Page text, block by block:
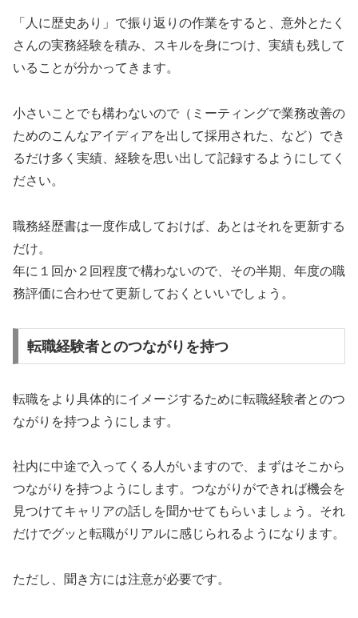
「人に歴史あり」で振り返りの作業をすると、意外とたく
さんの実務経験を積み、スキルを身につけ、実績も残して
いることが分かってきます。
小さいことでも構わないので（ミーティングで業務改善の
ためのこんなアイディアを出して採用された、など）でき
るだけ多く実績、経験を思い出して記録するようにしてく
ださい。
職務経歴書は一度作成しておけば、あとはそれを更新する
だけ。
年に１回か２回程度で構わないので、その半期、年度の職
務評価に合わせて更新しておくといいでしょう。
転職経験者とのつながりを持つ
転職をより具体的にイメージするために転職経験者とのつ
ながりを持つようにします。
社内に中途で入ってくる人がいますので、まずはそこから
つながりを持つようにします。つながりができれば機会を
見つけてキャリアの話しを聞かせてもらいましょう。それ
だけでグッと転職がリアルに感じられるようになります。
ただし、聞き方には注意が必要です。